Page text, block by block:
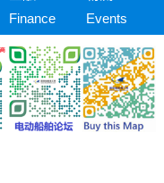
Finance Events